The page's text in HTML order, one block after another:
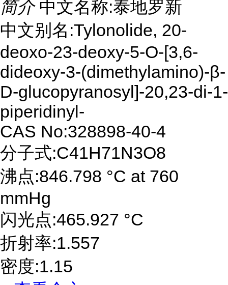
简介 中文名称:泰地罗新
中文别名:Tylonolide, 20-
deoxo-23-deoxy-5-O-[3,6-
dideoxy-3-(dimethylamino)-β-
D-glucopyranosyl]-20,23-di-1-
piperidinyl-
CAS No:328898-40-4
分子式:C41H71N3O8
沸点:846.798 °C at 760
mmHg
闪光点:465.927 °C
折射率:1.557
密度:1.15